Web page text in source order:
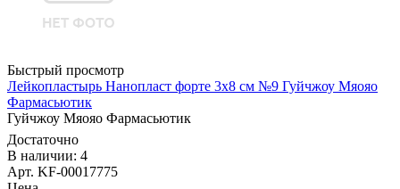
Быстрый просмотр
Лейкопластырь Нанопласт форте 3х8 см №9 Гуйчжоу Мяояо
Фармасьютик
Гуйчжоу Мяояо Фармасьютик
Достаточно
В наличии: 4
Арт. KF-00017775